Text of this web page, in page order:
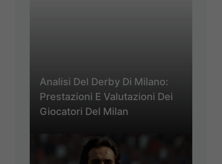
Analisi Del Derby Di Milano:
Prestazioni E Valutazioni Dei
Giocatori Del Milan